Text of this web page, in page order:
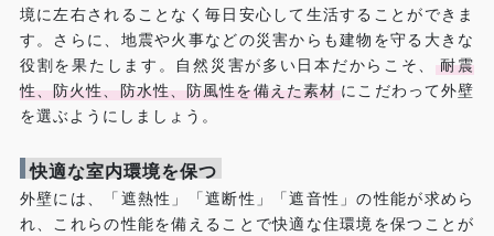
境に左右されることなく毎日安心して生活することができま
す。さらに、地震や火事などの災害からも建物を守る大きな
役割を果たします。自然災害が多い日本だからこそ、 耐震
性、防火性、防水性、防風性を備えた素材 にこだわって外壁
を選ぶようにしましょう。
快適な室内環境を保つ
外壁には、「遮熱性」「遮断性」「遮音性」の性能が求めら
れ、これらの性能を備えることで快適な住環境を保つことが